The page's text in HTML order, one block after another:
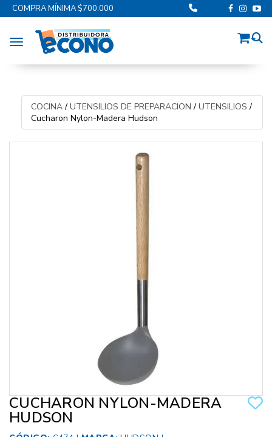
COMPRA MÍNIMA $700.000
Toggle navigation
COCINA/ UTENSILIOS DE PREPARACION / UTENSILIOS /
Cucharon Nylon-Madera Hudson
CUCHARON NYLON-MADERA
HUDSON